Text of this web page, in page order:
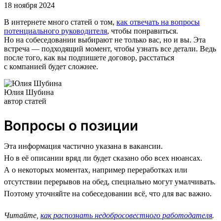
18 ноября 2024
В интернете много статей о том, как отвечать на вопросы
потенциального руководителя, чтобы понравиться.
Но на собеседовании выбирают не только вас, но и вы. Эта
встреча — подходящий момент, чтобы узнать все детали. Ведь
после того, как вы подпишете договор, расстаться
с компанией будет сложнее.
Юлия Шубина
автор статей
Вопросы о позиции
Эта информация частично указана в вакансии.
Но в её описании вряд ли будет сказано обо всех нюансах.
А о некоторых моментах, например переработках или
отсутствии перерывов на обед, специально могут умалчивать.
Поэтому уточняйте на собеседовании всё, что для вас важно.
Читайте, как распознать недобросовестного работодателя.